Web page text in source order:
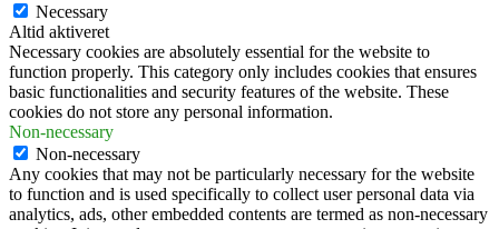
Necessary
Altid aktiveret
Necessary cookies are absolutely essential for the website to
function properly. This category only includes cookies that ensures
basic functionalities and security features of the website. These
cookies do not store any personal information.
Non-necessary
Non-necessary
Any cookies that may not be particularly necessary for the website
to function and is used specifically to collect user personal data via
analytics, ads, other embedded contents are termed as non-necessary